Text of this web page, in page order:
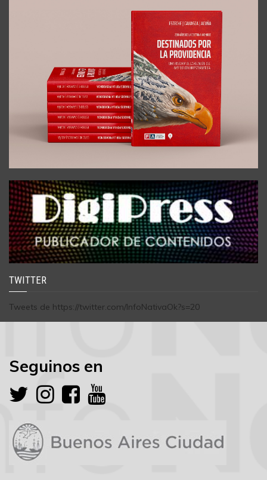
TWITTER
Tweets de https://twitter.com/InfoNativaOk?s=20
Seguinos en